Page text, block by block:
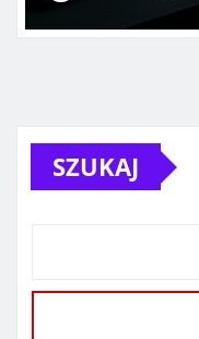
SZUKAJ